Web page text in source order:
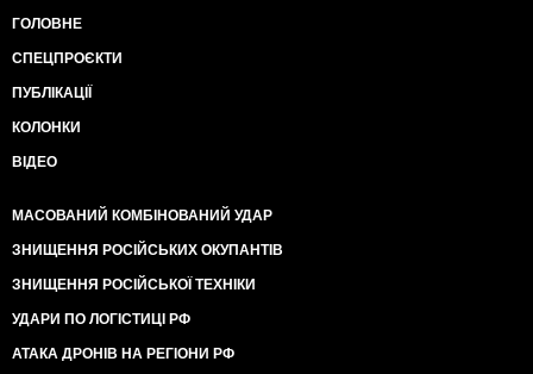
ГОЛОВНЕ
СПЕЦПРОЄКТИ
ПУБЛІКАЦІЇ
КОЛОНКИ
ВІДЕО
МАСОВАНИЙ КОМБІНОВАНИЙ УДАР
ЗНИЩЕННЯ РОСІЙСЬКИХ ОКУПАНТІВ
ЗНИЩЕННЯ РОСІЙСЬКОЇ ТЕХНІКИ
УДАРИ ПО ЛОГІСТИЦІ РФ
АТАКА ДРОНІВ НА РЕГІОНИ РФ